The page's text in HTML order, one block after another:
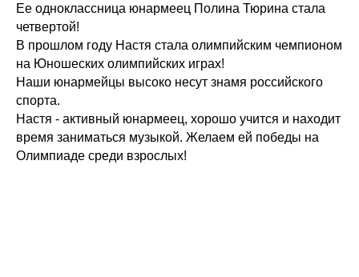
Ее одноклассница юнармеец Полина Тюрина стала
четвертой!
В прошлом году Настя стала олимпийским чемпионом
на Юношеских олимпийских играх!
Наши юнармейцы высоко несут знамя российского
спорта.
Настя - активный юнармеец, хорошо учится и находит
время заниматься музыкой. Желаем ей победы на
Олимпиаде среди взрослых!